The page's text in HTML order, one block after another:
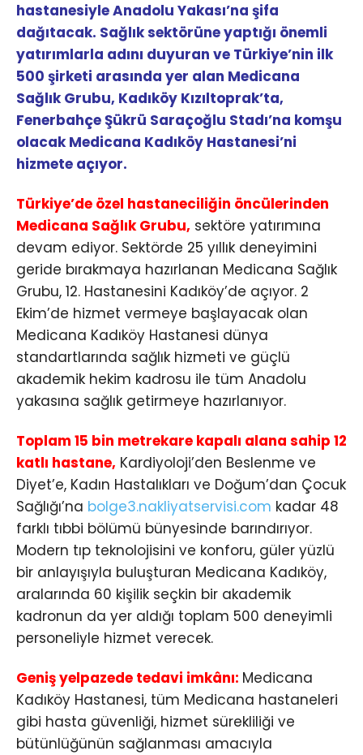
hastanesiyle Anadolu Yakası’na şifa
dağıtacak. Sağlık sektörüne yaptığı önemli
yatırımlarla adını duyuran ve Türkiye’nin ilk
500 şirketi arasında yer alan Medicana
Sağlık Grubu, Kadıköy Kızıltoprak’ta,
Fenerbahçe Şükrü Saraçoğlu Stadı’na komşu
olacak Medicana Kadıköy Hastanesi’ni
hizmete açıyor.
Türkiye’de özel hastaneciliğin öncülerinden
Medicana Sağlık Grubu, sektöre yatırımına
devam ediyor. Sektörde 25 yıllık deneyimini
geride bırakmaya hazırlanan Medicana Sağlık
Grubu, 12. Hastanesini Kadıköy’de açıyor. 2
Ekim’de hizmet vermeye başlayacak olan
Medicana Kadıköy Hastanesi dünya
standartlarında sağlık hizmeti ve güçlü
akademik hekim kadrosu ile tüm Anadolu
yakasına sağlık getirmeye hazırlanıyor.
Toplam 15 bin metrekare kapalı alana sahip 12
katlı hastane, Kardiyoloji’den Beslenme ve
Diyet’e, Kadın Hastalıkları ve Doğum’dan Çocuk
Sağlığı’na bolge3.nakliyatservisi.com kadar 48
farklı tıbbi bölümü bünyesinde barındırıyor.
Modern tıp teknolojisini ve konforu, güler yüzlü
bir anlayışıyla buluşturan Medicana Kadıköy,
aralarında 60 kişilik seçkin bir akademik
kadronun da yer aldığı toplam 500 deneyimli
personeliyle hizmet verecek.
Geniş yelpazede tedavi imkânı: Medicana
Kadıköy Hastanesi, tüm Medicana hastaneleri
gibi hasta güvenliği, hizmet sürekliliği ve
bütünlüğünün sağlanması amacıyla